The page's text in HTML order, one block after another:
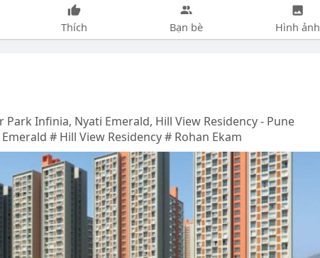
Thích Bạn bè Hình ảnh
Park Infinia, Nyati Emerald, Hill View Residency - Pune
# Hill View Residency # Rohan Ekam